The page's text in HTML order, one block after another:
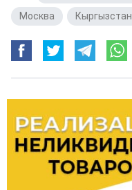
Москва
Кыргызстан